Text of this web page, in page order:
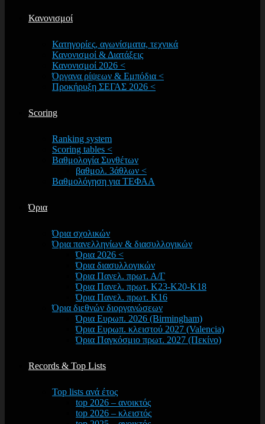
Κανονισμοί
Κατηγορίες, αγωνίσματα, τεχνικά
Κανονισμοί & Διατάξεις
Κανονισμοί 2026 <
Όργανα ρίψεων & Εμπόδια <
Προκήρυξη ΣΕΓΑΣ 2026 <
Scoring
Ranking system
Scoring tables <
Βαθμολογία Συνθέτων
βαθμολ. 3άθλων <
Βαθμολόγηση για ΤΕΦΑΑ
Όρια
Όρια σχολικών
Όρια πανελληνίων & διασυλλογικών
Όρια 2026 <
Όρια διασυλλογικών
Όρια Πανελ. πρωτ. Α/Γ
Όρια Πανελ. πρωτ. Κ23-Κ20-Κ18
Όρια Πανελ. πρωτ. Κ16
Όρια διεθνών διοργανώσεων
Όρια Ευρωπ. 2026 (Birmingham)
Όρια Ευρωπ. κλειστού 2027 (Valencia)
Όρια Παγκόσμιο πρωτ. 2027 (Πεκίνο)
Records & Top Lists
Top lists ανά έτος
top 2026 – ανοικτός
top 2026 – κλειστός